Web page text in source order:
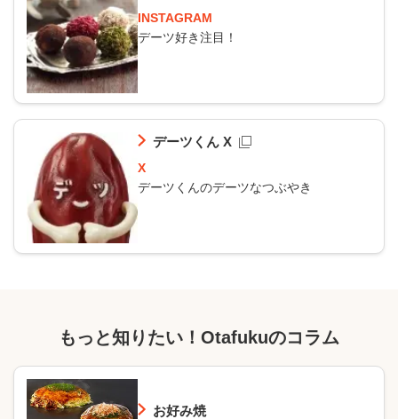
INSTAGRAM
デーツ好き注目！
デーツくん X
X
デーツくんのデーツなつぶやき
もっと知りたい！Otafukuのコラム
お好み焼